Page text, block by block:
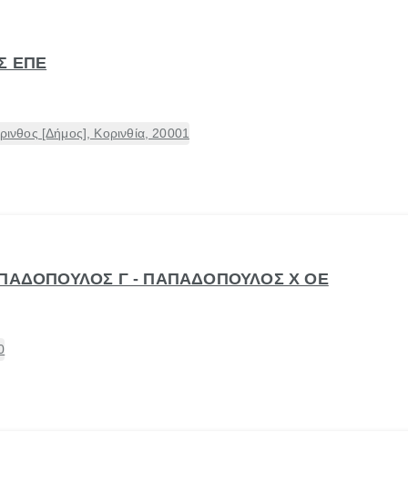
ΕΠΕ
[Δήμος], Κορινθία, 20001
Γ - ΠΑΠΑΔΟΠΟΥΛΟΣ Χ ΟΕ